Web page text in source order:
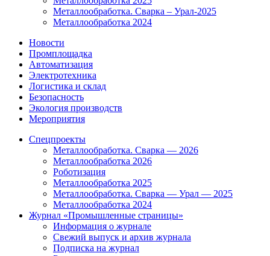
Металлообработка. Сварка – Урал-2025
Металлообработка 2024
Новости
Промплощадка
Автоматизация
Электротехника
Логистика и склад
Безопасность
Экология производств
Мероприятия
Спецпроекты
Металлообработка. Сварка — 2026
Металлообработка 2026
Роботизация
Металлообработка 2025
Металлообработка. Сварка — Урал — 2025
Металлообработка 2024
Журнал «Промышленные страницы»
Информация о журнале
Свежий выпуск и архив журнала
Подписка на журнал